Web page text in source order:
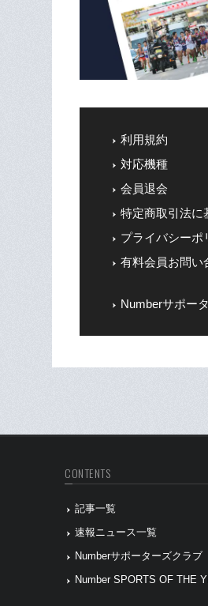
利用規約
対応機種
会員退会
特定商取引法に
プライバシーポ
有料会員お問い
Numberサポー
CONTENTS
記事一覧
速報ニュース一覧
Numberサポーターズクラブ
Number SPORTS OF THE